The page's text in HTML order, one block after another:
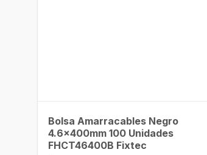
Bolsa Amarracables Negro
4.6x400mm 100 Unidades
FHCT46400B Fixtec